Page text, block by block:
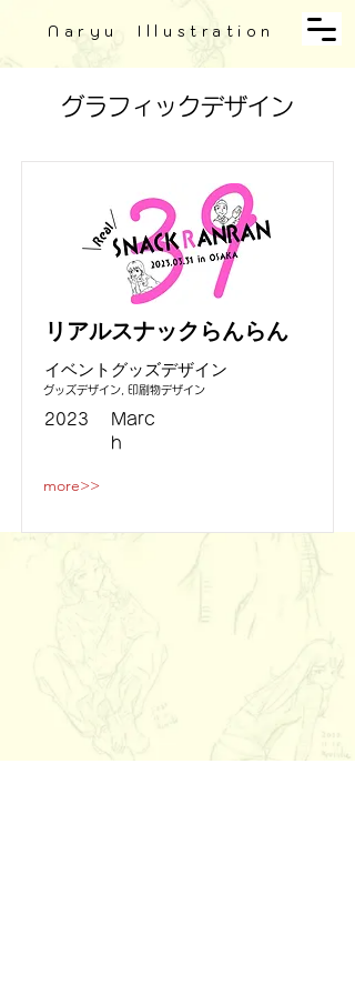
Naryu Illustration
グラフィックデザイン
リアルスナックらんらん
イベントグッズデザイン
グッズデザイン, 印刷物デザイン
2023
Marc
h
more>>